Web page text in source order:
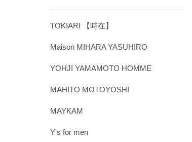
TOKIARI 【時在】
Maison MIHARA YASUHIRO
YOHJI YAMAMOTO HOMME
MAHITO MOTOYOSHI
MAYKAM
Y's for men